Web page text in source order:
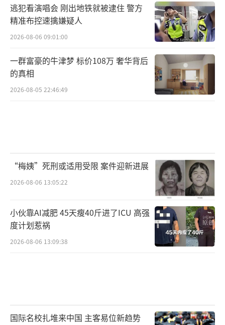
逃犯看演唱会 刚出地铁就被逮住 警方
精准布控速擒嫌疑人
2026-08-06 09:01:00
一群富豪的牛津梦 标价108万 奢华背后
的真相
2026-08-05 22:46:49
“梅姨”死刑或适用受限 案件迎新进展
2026-08-06 13:05:22
小伙靠AI减肥 45天瘦40斤进了ICU 高强
度计划惹祸
2026-08-06 13:09:38
国际名校扎堆来中国 主客易位新趋势